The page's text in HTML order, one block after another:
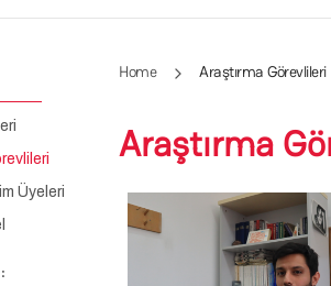
Home Araştırma Görevlileri
Araştırma
Üyeleri